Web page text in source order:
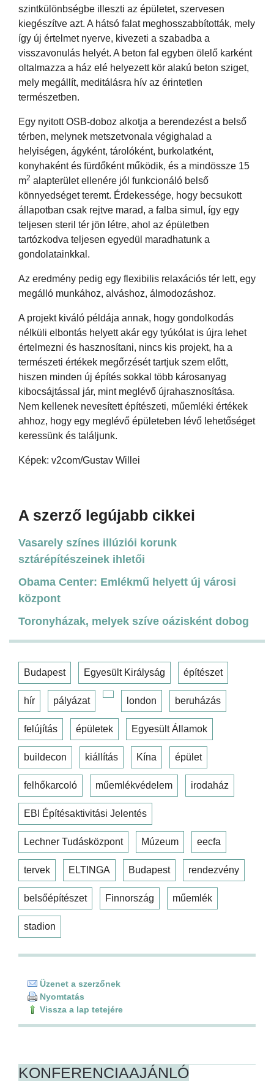
szintkülönbségbe illeszti az épületet, szervesen
kiegészítve azt. A hátsó falat meghosszabbították, mely
így új értelmet nyerve, kivezeti a szabadba a
visszavonulás helyét. A beton fal egyben ölelő karként
oltalmazza a ház elé helyezett kör alakú beton sziget,
mely megállít, meditálásra hív az érintetlen
természetben.
Egy nyitott OSB-doboz alkotja a berendezést a belső
térben, melynek metszetvonala végighalad a
helyiségen, ágyként, tárolóként, burkolatként,
konyhaként és fürdőként működik, és a mindössze 15
m2 alapterület ellenére jól funkcionáló belső
könnyedséget teremt. Érdekessége, hogy becsukott
állapotban csak rejtve marad, a falba simul, így egy
teljesen steril tér jön létre, ahol az épületben
tartózkodva teljesen egyedül maradhatunk a
gondolatainkkal.
Az eredmény pedig egy flexibilis relaxációs tér lett, egy
megálló munkához, alváshoz, álmodozáshoz.
A projekt kiváló példája annak, hogy gondolkodás
nélküli elbontás helyett akár egy tyúkólat is újra lehet
értelmezni és hasznosítani, nincs kis projekt, ha a
természeti értékek megőrzését tartjuk szem előtt,
hiszen minden új építés sokkal több károsanyag
kibocsájtással jár, mint meglévő újrahasznosítása.
Nem kellenek nevesített építészeti, műemléki értékek
ahhoz, hogy egy meglévő épületeben lévő lehetőséget
keressünk és találjunk.
Képek: v2com/Gustav Willei
A szerző legújabb cikkei
Vasarely színes illúziói korunk
sztárépítészeinek ihletői
Obama Center: Emlékmű helyett új városi
központ
Toronyházak, melyek szíve oázisként dobog
Budapest Egyesült Királyság építészet
hír pályázat london beruházás
felújítás épületek Egyesült Államok
buildecon kiállítás Kína épület
felhőkarcoló műemlékvédelem irodaház
EBI Építésaktivitási Jelentés
Lechner Tudásközpont Múzeum eecfa
tervek ELTINGA Budapest rendezvény
belsőépítészet Finnország műemlék
stadion
Üzenet a szerzőnek
Nyomtatás
Vissza a lap tetejére
KONFERENCIAAJÁNLÓ